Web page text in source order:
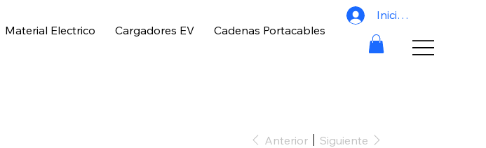
Material Electrico Cargadores EV Cadenas Portacables
Iniciar sesión
Anterior Siguiente